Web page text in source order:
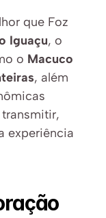
que Foz
Iguaçu
o Macuco
, além
experiência